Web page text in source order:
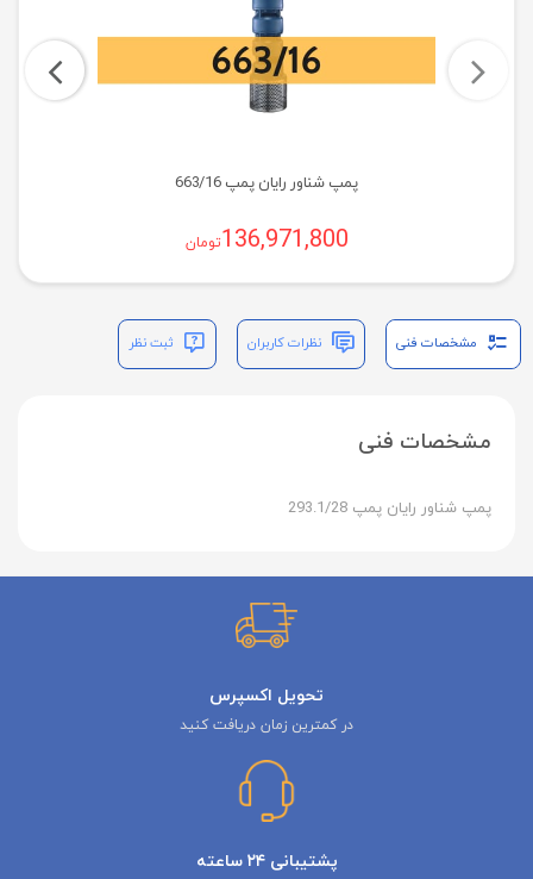
پمپ شناور رایان پمپ 663/16
136,971,800تومان
مشخصات فنی نظرات کاربران ثبت نظر
مشخصات فنی
پمپ شناور رایان پمپ 293.1/28
تحویل اکسپرس
در کمترین زمان دریافت کنید
پشتیبانی ۲۴ ساعته